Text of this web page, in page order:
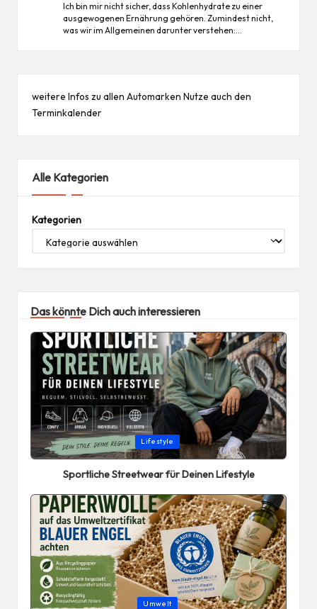
Ich bin mir nicht sicher, dass Kohlenhydrate zu einer
ausgewogenen Ernährung gehören. Zumindest nicht,
was wir im Allgemeinen darunter verstehen:…
weitere Infos zu allen Automarken Nutze auch den
Terminkalender
Alle Kategorien
Kategorien
Das könnte Dich auch interessieren
Posted
in
Lifestyle
Sportliche Streetwear für Deinen Lifestyle
Posted
Umwelt